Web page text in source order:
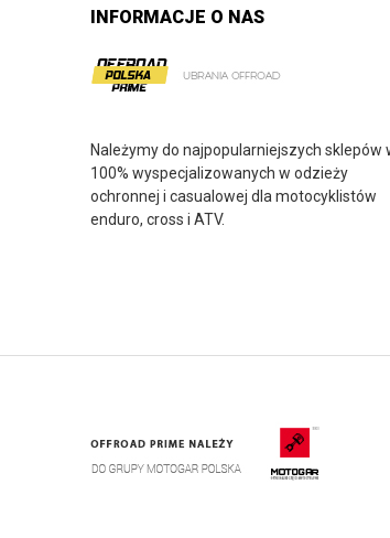
INFORMACJE O NAS
Należymy do najpopularniejszych sklepów
100% wyspecjalizowanych w odzieży
ochronnej i casualowej dla motocyklistów
enduro, cross i ATV.